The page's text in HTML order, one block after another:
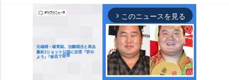
arrow_forward_ios このニュースを見る